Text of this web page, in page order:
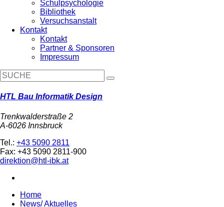
Schulpsychologie
Bibliothek
Versuchsanstalt
Kontakt
Kontakt
Partner & Sponsoren
Impressum
HTL Bau Informatik Design
Trenkwalderstraße 2
A-6026 Innsbruck
Tel.: +43 5090 2811
Fax: +43 5090 2811-900
direktion@htl-ibk.at
Home
News/ Aktuelles